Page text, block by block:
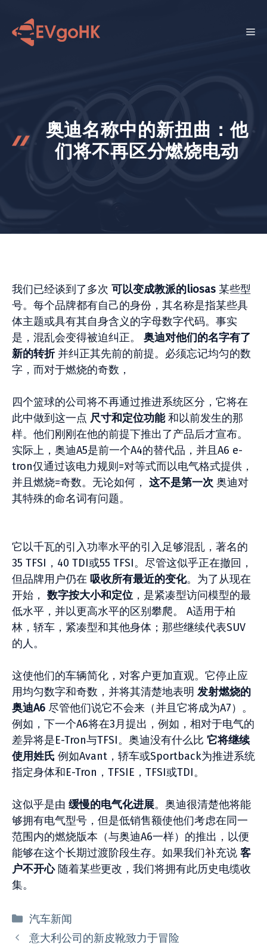
菜
奥迪名称中的新扭曲：他
们将不再区分燃烧电动
我们已经谈到了多次 可以变成教派的liosas 某些型
号。每个品牌都有自己的身份，其名称是指某些具
体主题或具有其自身含义的字母数字代码。事实
是，混乱会变得被迫纠正。 奥迪对他们的名字有了
新的转折并纠正其先前的前提。必须忘记均匀的数
字，而对于燃烧的奇数，
四个篮球的公司将不再通过推进系统区分，它将在
此中做到这一点 尺寸和定位功能和以前发生的那
样。他们刚刚在他的前提下推出了产品后才宣布。
实际上，奥迪A5是前一个A4的替代品，并且A6 e-
tron仅通过该电力规则=对等式而以电气格式提供，
并且燃烧=奇数。无论如何， 这不是第一次 奥迪对
其特殊的命名词有问题。
它以千瓦的引入功率水平的引入足够混乱，著名的
35 TFSI，40 TDI或55 TFSI。尽管这似乎正在撤回，
但品牌用户仍在 吸收所有最近的变化。为了从现在
开始， 数字按大小和定位 ，是紧凑型访问模型的最
低水平，并以更高水平的区别攀爬。 A适用于柏
林，轿车，紧凑型和其他身体；那些继续代表SUV
的人。
这使他们的车辆简化，对客户更加直观。它停止应
用均匀数字和奇数，并将其清楚地表明 发射燃烧的
奥迪A6 尽管他们说它不会来（并且它将成为A7）。
例如，下一个A6将在3月提出，例如，相对于电气的
差异将是E-Tron与TFSI。奥迪没有什么比 它将继续
使用姓氏 例如Avant，轿车或Sportback为推进系统
指定身体和E-Tron，TFSIE，TFSI或TDI。
这似乎是由 缓慢的电气化进展。奥迪很清楚他将能
够拥有电气型号，但是低销售额使他们考虑在同一
范围内的燃烧版本（与奥迪A6一样）的推出，以便
能够在这个长期过渡阶段生存。如果我们补充说 客
户不开心随着某些更改，我们将拥有此历史电缆收
集。
分
类
汽车新闻
意大利公司的新皮靴致力于冒险